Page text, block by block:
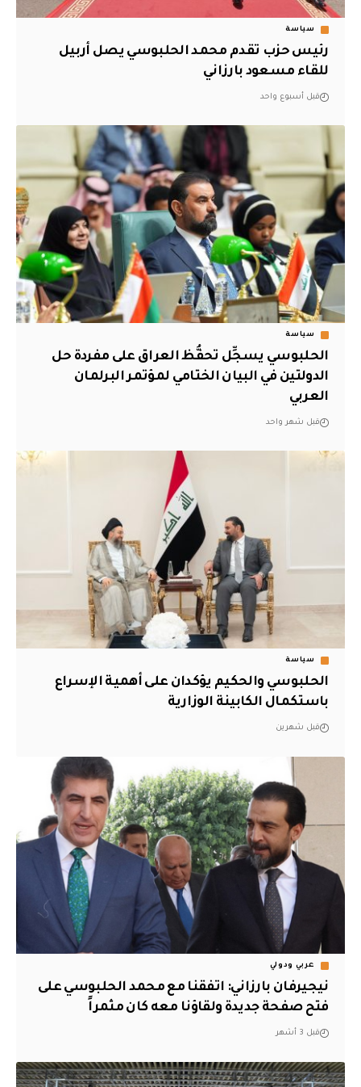
سياسة
رئيس حزب تقدم محمد الحلبوسي يصل أربيل
للقاء مسعود بارزاني
قبل أسبوع واحد
سياسة
الحلبوسي يسجِّل تحفُّظ العراق على مفردة حل
الدولتين في البيان الختامي لمؤتمر البرلمان
العربي
قبل شهر واحد
سياسة
الحلبوسي والحكيم يؤكدان على أهمية الإسراع
باستكمال الكابينة الوزارية
قبل شهرين
عربي ودولي
نيجيرفان بارزاني: اتفقنا مع محمد الحلبوسي على
فتح صفحة جديدة ولقاؤنا معه كان مثمراً
قبل 3 أشهر